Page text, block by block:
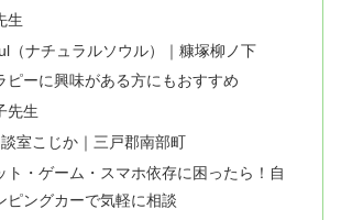
生
（ナチュラルソウル）｜糠塚柳ノ下
ピーに興味がある方にもおすすめ
先生
室こじか｜三戸郡南部町
ト・ゲーム・スマホ依存に困ったら！自
ピングカーで気軽に相談